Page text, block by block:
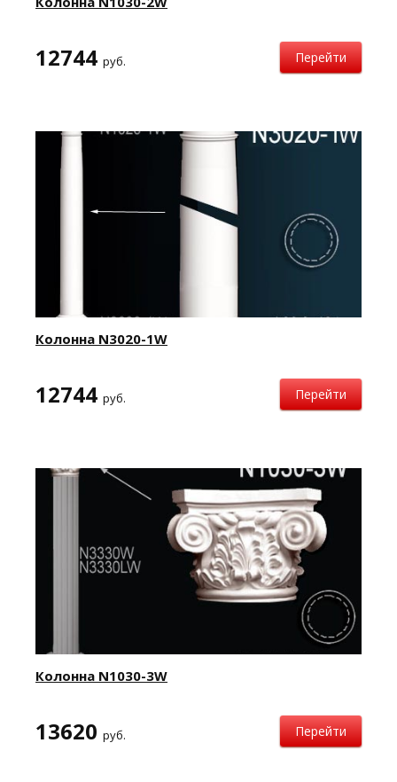
12744 руб. Перейти
Колонна N3020-1W
12744 руб. Перейти
Колонна N1030-3W
13620 руб. Перейти